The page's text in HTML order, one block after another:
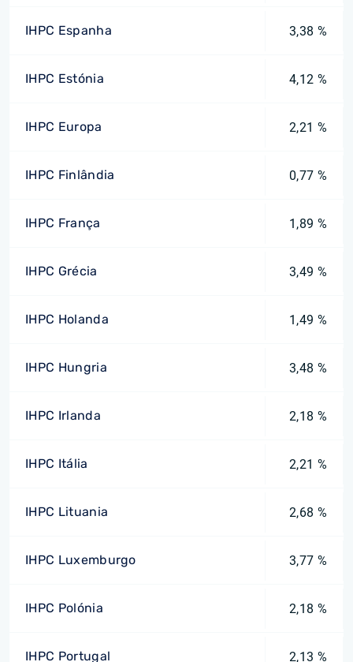
IHPC Espanha 3,38 %
IHPC Estónia 4,12 %
IHPC Europa 2,21 %
IHPC Finlândia 0,77 %
IHPC França 1,89 %
IHPC Grécia 3,49 %
IHPC Holanda 1,49 %
IHPC Hungria 3,48 %
IHPC Irlanda 2,18 %
IHPC Itália 2,21 %
IHPC Lituania 2,68 %
IHPC Luxemburgo 3,77 %
IHPC Polónia 2,18 %
IHPC Portugal 2,13 %